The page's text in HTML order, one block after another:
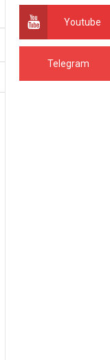
Youtube
Telegram